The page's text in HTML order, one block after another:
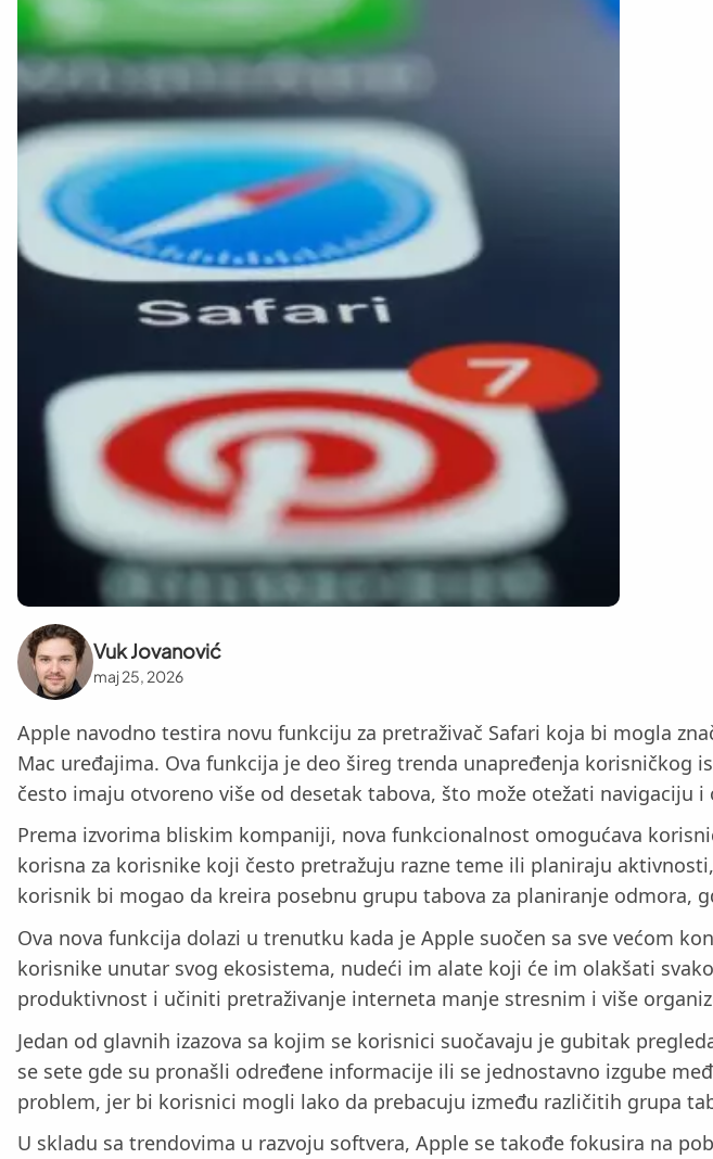
Vuk Jovanović
maj 25, 2026
Apple navodno testira novu funkciju za pretraživač Safari koja bi mogla
Mac uređajima. Ova funkcija je deo šireg trenda unapređenja
često imaju otvoreno više od desetak tabova, što može otežati navigaciju i
Prema izvorima bliskim kompaniji, nova funkcionalnost omogućava
korisna za korisnike koji često pretražuju razne teme ili planiraju
korisnik bi mogao da kreira posebnu grupu tabova za planiranje odmora,
Ova nova funkcija dolazi u trenutku kada je Apple suočen sa sve većom
korisnike unutar svog ekosistema, nudeći im alate koji će im olakšati
produktivnost i učiniti pretraživanje interneta manje stresnim i više
Jedan od glavnih izazova sa kojim se korisnici suočavaju je gubitak
se sete gde su pronašli određene informacije ili se jednostavno izgube
problem, jer bi korisnici mogli lako da prebacuju između različitih grupa
U skladu sa trendovima u razvoju softvera, Apple se takođe fokusira na